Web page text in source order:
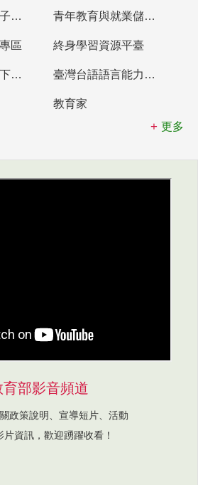
教育部統計處電子書櫃 青年教育與就業儲蓄帳戶
區 終身學習資源平臺
教育部高中等以下學校及幼兒園教師資格檢定考試 臺灣台語語言能力認證網站
教育家
更多
育部影音頻道
政策說明、宣導短片、活動
片資訊，歡迎踴躍收看！